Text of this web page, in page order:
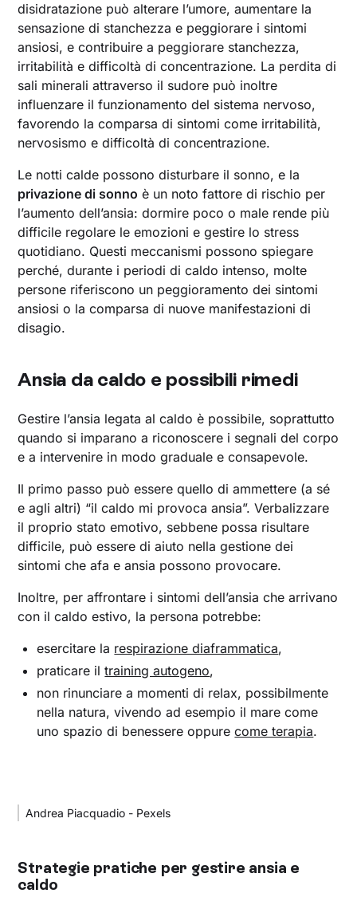
disidratazione può alterare l’umore, aumentare la
sensazione di stanchezza e peggiorare i sintomi
ansiosi, e contribuire a peggiorare stanchezza,
irritabilità e difficoltà di concentrazione. La perdita di
sali minerali attraverso il sudore può inoltre
influenzare il funzionamento del sistema nervoso,
favorendo la comparsa di sintomi come irritabilità,
nervosismo e difficoltà di concentrazione.
Le notti calde possono disturbare il sonno, e la
privazione di sonno è un noto fattore di rischio per
l’aumento dell’ansia: dormire poco o male rende più
difficile regolare le emozioni e gestire lo stress
quotidiano. Questi meccanismi possono spiegare
perché, durante i periodi di caldo intenso, molte
persone riferiscono un peggioramento dei sintomi
ansiosi o la comparsa di nuove manifestazioni di
disagio.
Ansia da caldo e possibili rimedi
Gestire l’ansia legata al caldo è possibile, soprattutto
quando si imparano a riconoscere i segnali del corpo
e a intervenire in modo graduale e consapevole.
Il primo passo può essere quello di ammettere (a sé
e agli altri) “il caldo mi provoca ansia”. Verbalizzare
il proprio stato emotivo, sebbene possa risultare
difficile, può essere di aiuto nella gestione dei
sintomi che afa e ansia possono provocare.
Inoltre, per affrontare i sintomi dell’ansia che arrivano
con il caldo estivo, la persona potrebbe:
esercitare la respirazione diaframmatica,
praticare iltraining autogeno,
non rinunciare a momenti di relax, possibilmente
nella natura, vivendo ad esempio il mare come
uno spazio di benessere oppurecome terapia.
Andrea Piacquadio - Pexels
Strategie pratiche per gestire ansia e
caldo